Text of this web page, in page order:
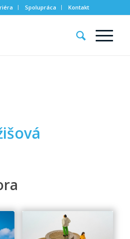
Spolupráca Kontakt